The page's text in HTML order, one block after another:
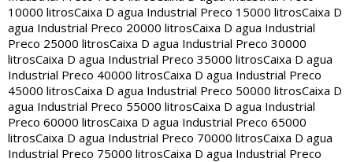
10000 litrosCaixa D agua Industrial Preco 15000 litrosCaixa D
agua Industrial Preco 20000 litrosCaixa D agua Industrial
Preco 25000 litrosCaixa D agua Industrial Preco 30000
litrosCaixa D agua Industrial Preco 35000 litrosCaixa D agua
Industrial Preco 40000 litrosCaixa D agua Industrial Preco
45000 litrosCaixa D agua Industrial Preco 50000 litrosCaixa D
agua Industrial Preco 55000 litrosCaixa D agua Industrial
Preco 60000 litrosCaixa D agua Industrial Preco 65000
litrosCaixa D agua Industrial Preco 70000 litrosCaixa D agua
Industrial Preco 75000 litrosCaixa D agua Industrial Preco